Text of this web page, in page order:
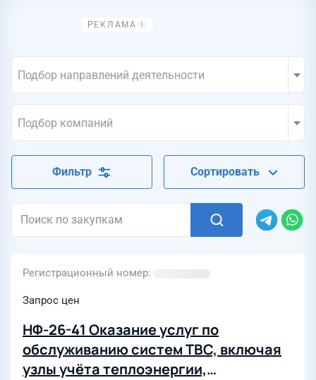
Подбор направлений деятельности
Подбор компаний
Фильтр Сортировать
Регистрационный номер
Запрос цен
НФ-26-41 Оказание услуг по
обслуживанию систем ТВС, включая
узлы учёта теплоэнергии,